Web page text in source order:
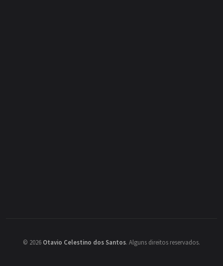
© 2026 Otavio Celestino dos Santos. Alguns direitos reservados.